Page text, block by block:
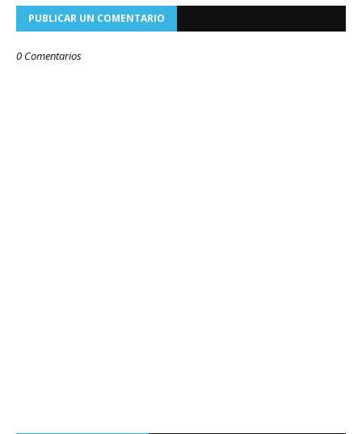
PUBLICAR UN COMENTARIO
0 Comentarios